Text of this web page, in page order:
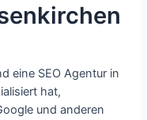
eine SEO Agentur in
hat,
und anderen